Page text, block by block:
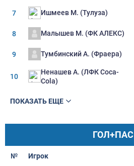
7 Ишмеев М. (Тулуза)
8 Малышев М. (ФК АЛЕКС)
9 Тумбинский А. (Фраера)
10
Ненашев А. (ЛФК Coca-
Cola)
ПОКАЗАТЬ ЕЩЕ
ГОЛ+ПАС
№ Игрок